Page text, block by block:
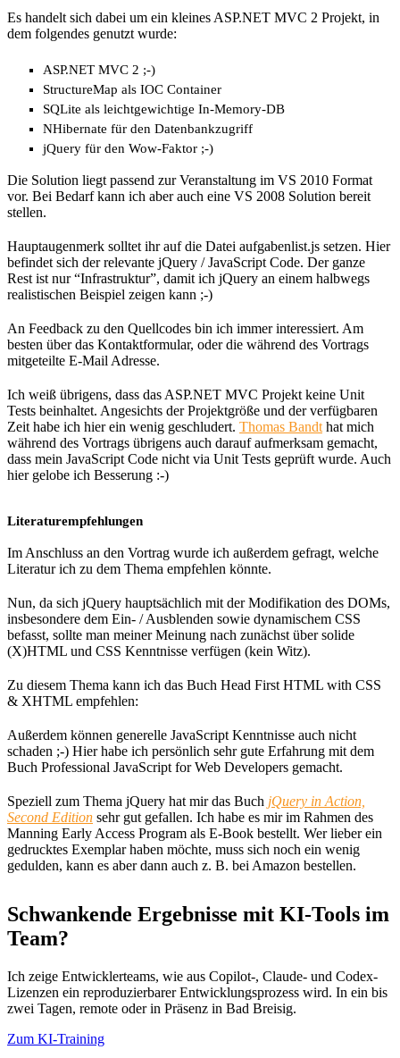
Es handelt sich dabei um ein kleines ASP.NET MVC 2 Projekt, in
dem folgendes genutzt wurde:
ASP.NET MVC 2 ;-)
StructureMap als IOC Container
SQLite als leichtgewichtige In-Memory-DB
NHibernate für den Datenbankzugriff
jQuery für den Wow-Faktor ;-)
Die Solution liegt passend zur Veranstaltung im VS 2010 Format
vor. Bei Bedarf kann ich aber auch eine VS 2008 Solution bereit
stellen.
Hauptaugenmerk solltet ihr auf die Datei aufgabenlist.js setzen. Hier
befindet sich der relevante jQuery / JavaScript Code. Der ganze
Rest ist nur “Infrastruktur”, damit ich jQuery an einem halbwegs
realistischen Beispiel zeigen kann ;-)
An Feedback zu den Quellcodes bin ich immer interessiert. Am
besten über das Kontaktformular, oder die während des Vortrags
mitgeteilte E-Mail Adresse.
Ich weiß übrigens, dass das ASP.NET MVC Projekt keine Unit
Tests beinhaltet. Angesichts der Projektgröße und der verfügbaren
Zeit habe ich hier ein wenig geschludert. Thomas Bandt hat mich
während des Vortrags übrigens auch darauf aufmerksam gemacht,
dass mein JavaScript Code nicht via Unit Tests geprüft wurde. Auch
hier gelobe ich Besserung :-)
Literaturempfehlungen
Im Anschluss an den Vortrag wurde ich außerdem gefragt, welche
Literatur ich zu dem Thema empfehlen könnte.
Nun, da sich jQuery hauptsächlich mit der Modifikation des DOMs,
insbesondere dem Ein- / Ausblenden sowie dynamischem CSS
befasst, sollte man meiner Meinung nach zunächst über solide
(X)HTML und CSS Kenntnisse verfügen (kein Witz).
Zu diesem Thema kann ich das Buch Head First HTML with CSS
& XHTML empfehlen:
Außerdem können generelle JavaScript Kenntnisse auch nicht
schaden ;-) Hier habe ich persönlich sehr gute Erfahrung mit dem
Buch Professional JavaScript for Web Developers gemacht.
Speziell zum Thema jQuery hat mir das Buch jQuery in Action,
Second Edition sehr gut gefallen. Ich habe es mir im Rahmen des
Manning Early Access Program als E-Book bestellt. Wer lieber ein
gedrucktes Exemplar haben möchte, muss sich noch ein wenig
gedulden, kann es aber dann auch z. B. bei Amazon bestellen.
Schwankende Ergebnisse mit KI-Tools im
Team?
Ich zeige Entwicklerteams, wie aus Copilot-, Claude- und Codex-
Lizenzen ein reproduzierbarer Entwicklungsprozess wird. In ein bis
zwei Tagen, remote oder in Präsenz in Bad Breisig.
Zum KI-Training